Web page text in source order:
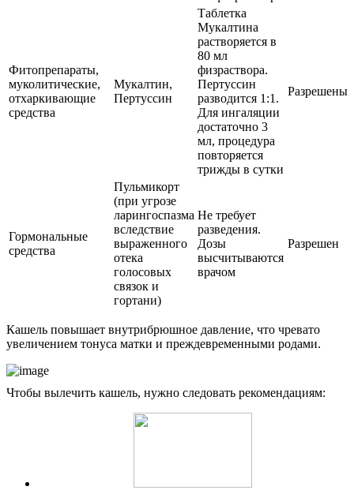
Фитопрепараты,
муколитические,
отхаркивающие
средства
Мукалтин,
Пертуссин
Таблетка
Мукалтина
растворяется в
80 мл
физраствора.
Пертуссин
разводится 1:1.
Для ингаляции
достаточно 3
мл, процедура
повторяется
трижды в сутки
Разрешены
Гормональные
средства
Пульмикорт
(при угрозе
ларингоспазма
вследствие
выраженного
отека
голосовых
связок и
гортани)
Не требует
разведения.
Дозы
высчитываются
врачом
Разрешен
Кашель повышает внутрибрюшное давление, что чревато
увеличением тонуса матки и преждевременными родами.
Чтобы вылечить кашель, нужно следовать рекомендациям: